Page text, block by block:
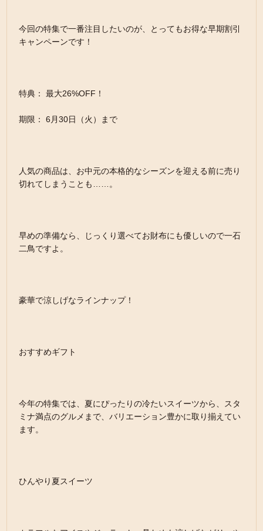
今回の特集で一番注目したいのが、とってもお得な早期割引
キャンペーンです！
特典： 最大26%OFF！
期限： 6月30日（火）まで
人気の商品は、お中元の本格的なシーズンを迎える前に売り
切れてしまうことも……。
早めの準備なら、じっくり選べてお財布にも優しいので一石
二鳥ですよ。
豪華で涼しげなラインナップ！
おすすめギフト
今年の特集では、夏にぴったりの冷たいスイーツから、スタ
ミナ満点のグルメまで、バリエーション豊かに取り揃えてい
ます。
ひんやり夏スイーツ